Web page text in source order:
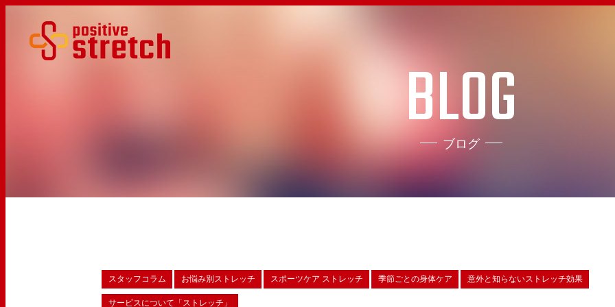
BLOG
ブログ
スタッフコラム お悩み別ストレッチ スポーツケア ストレッチ 季節ごとの身体ケア 意外と知らないストレッチ効果
サービスについて「ストレッチ」